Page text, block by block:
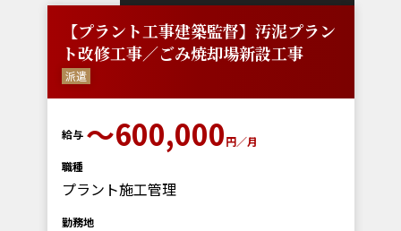
【プラント工事建築監督】汚泥プラン
ト改修工事／ごみ焼却場新設工事
派遣
給与 ～600,000円／月
職種
プラント施工管理
勤務地